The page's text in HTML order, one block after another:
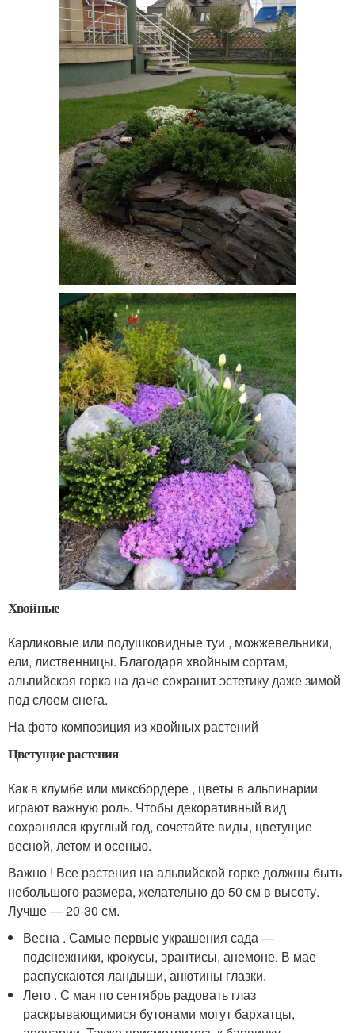
Хвойные
Карликовые или подушковидные туи , можжевельники,
ели, лиственницы. Благодаря хвойным сортам,
альпийская горка на даче сохранит эстетику даже зимой
под слоем снега.
На фото композиция из хвойных растений
Цветущие растения
Как в клумбе или миксбордере , цветы в альпинарии
играют важную роль. Чтобы декоративный вид
сохранялся круглый год, сочетайте виды, цветущие
весной, летом и осенью.
Важно ! Все растения на альпийской горке должны быть
небольшого размера, желательно до 50 см в высоту.
Лучше — 20-30 см.
Весна . Самые первые украшения сада —
подснежники, крокусы, эрантисы, анемоне. В мае
распускаются ландыши, анютины глазки.
Лето . С мая по сентябрь радовать глаз
раскрывающимися бутонами могут бархатцы,